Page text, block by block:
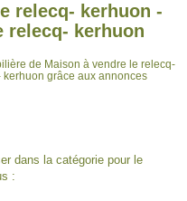
relecq- kerhuon -
relecq- kerhuon
de Maison à vendre le relecq-
kerhuon grâce aux annonces
dans la catégorie pour le
: